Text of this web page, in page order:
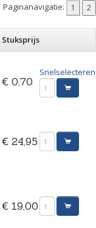
Paginanavigatie:
Stuksprijs
€ 0,70
Snelselecteren
€ 24,95
€ 19,00